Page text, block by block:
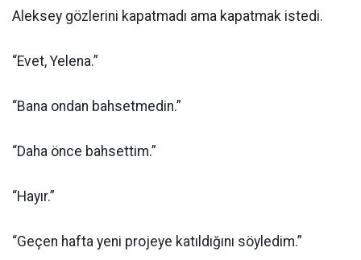
Aleksey gözlerini kapatmadı ama kapatmak istedi.
“Evet, Yelena.”
“Bana ondan bahsetmedin.”
“Daha önce bahsettim.”
“Hayır.”
“Geçen hafta yeni projeye katıldığını söyledim.”